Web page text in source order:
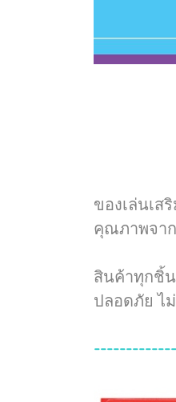
ของเล่นเส
คุณภาพจาก
สินค้าทุกชิ้
ปลอดภัย ไ